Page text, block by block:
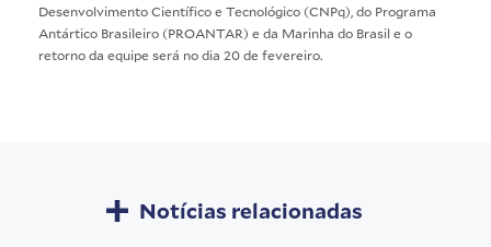
Desenvolvimento Científico e Tecnológico (CNPq), do Programa
Antártico Brasileiro (PROANTAR) e da Marinha do Brasil e o
retorno da equipe será no dia 20 de fevereiro.
Notícias relacionadas